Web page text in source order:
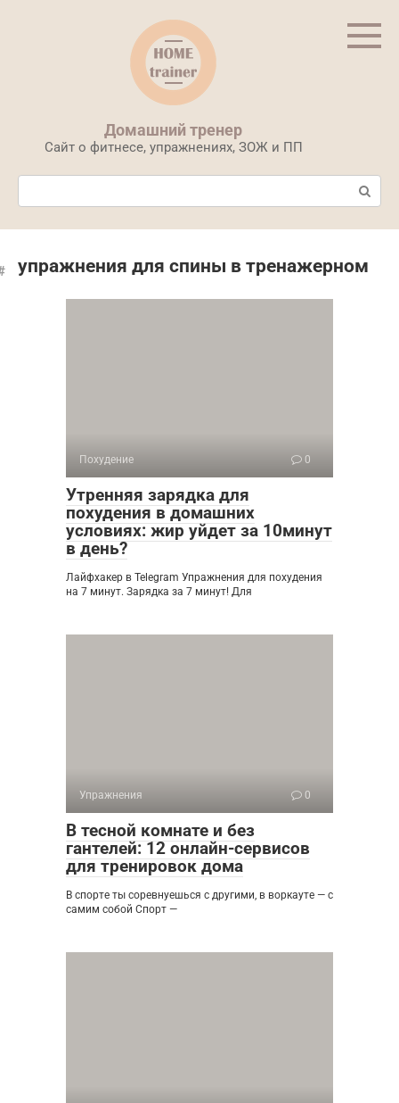
Домашний тренер
Сайт о фитнесе, упражнениях, ЗОЖ и ПП
Поиск:
упражнения для спины в тренажерном
Похудение 0
Утренняя зарядка для
похудения в домашних
условиях: жир уйдет за 10минут
в день?
Лайфхакер в Telegram Упражнения для похудения
на 7 минут. Зарядка за 7 минут! Для
Упражнения 0
В тесной комнате и без
гантелей: 12 онлайн-сервисов
для тренировок дома
В спорте ты соревнуешься с другими, в воркауте — с
самим собой Спорт —